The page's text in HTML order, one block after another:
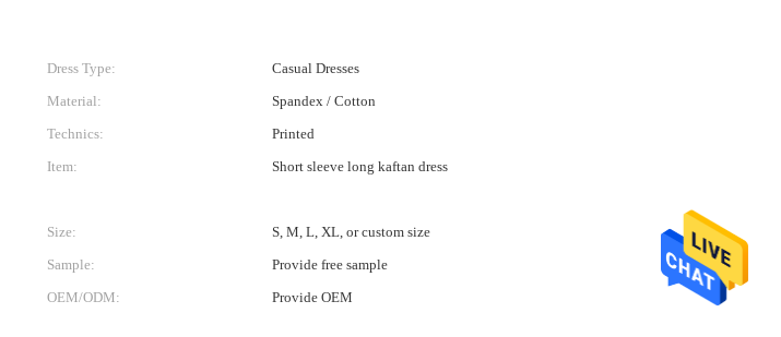
Dress Type:
Casual Dresses
Material:
Spandex / Cotton
Technics:
Printed
Item: Short sleeve long kaftan dress
Size:
S, M, L, XL, or custom size
Sample:
Provide free sample
OEM/ODM: Provide OEM